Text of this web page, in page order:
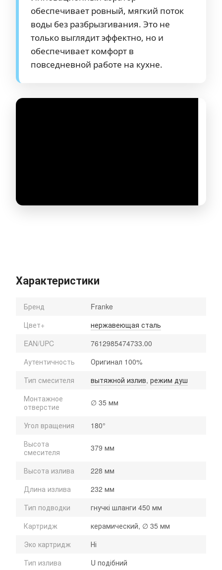
обеспечивает ровный, мягкий поток
воды без разбрызгивания. Это не
только выглядит эффектно, но и
обеспечивает комфорт в
повседневной работе на кухне.
Характеристики
Бренд
Franke
Цвет+
нержавеющая сталь
EAN/UPC
7612985474733.00
Аутентичность
Оригинал 100%
Тип смесителя
вытяжной излив, режим душ
Монтажное
отверстие
∅ 35 мм
Угол вращения
180°
Высота
смесителя
379 мм
Высота излива
228 мм
Длина излива
232 мм
Тип подводки
гнучкі шланги 450 мм
Картридж
керамический, ∅ 35 мм
Эко картридж
Ні
Тип излива
U подібний